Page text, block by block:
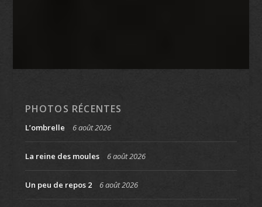
PHOTOS RÉCENTES
L’ombrelle 6 août 2026
La reine des moules 6 août 2026
Un peu de repos 2 6 août 2026